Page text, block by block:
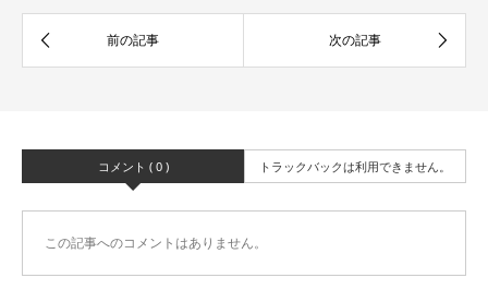
コメント ( 0 ) トラックバックは利用できません。
この記事へのコメントはありません。